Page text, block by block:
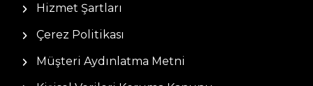
Hizmet Şartları
Çerez Politikası
Müşteri Aydınlatma Metni